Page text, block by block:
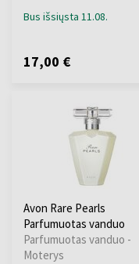
Bus išsiųsta 11.08.
17,00 €
Avon Rare Pearls
Parfumuotas vanduo
Parfumuotas vanduo -
Moterys